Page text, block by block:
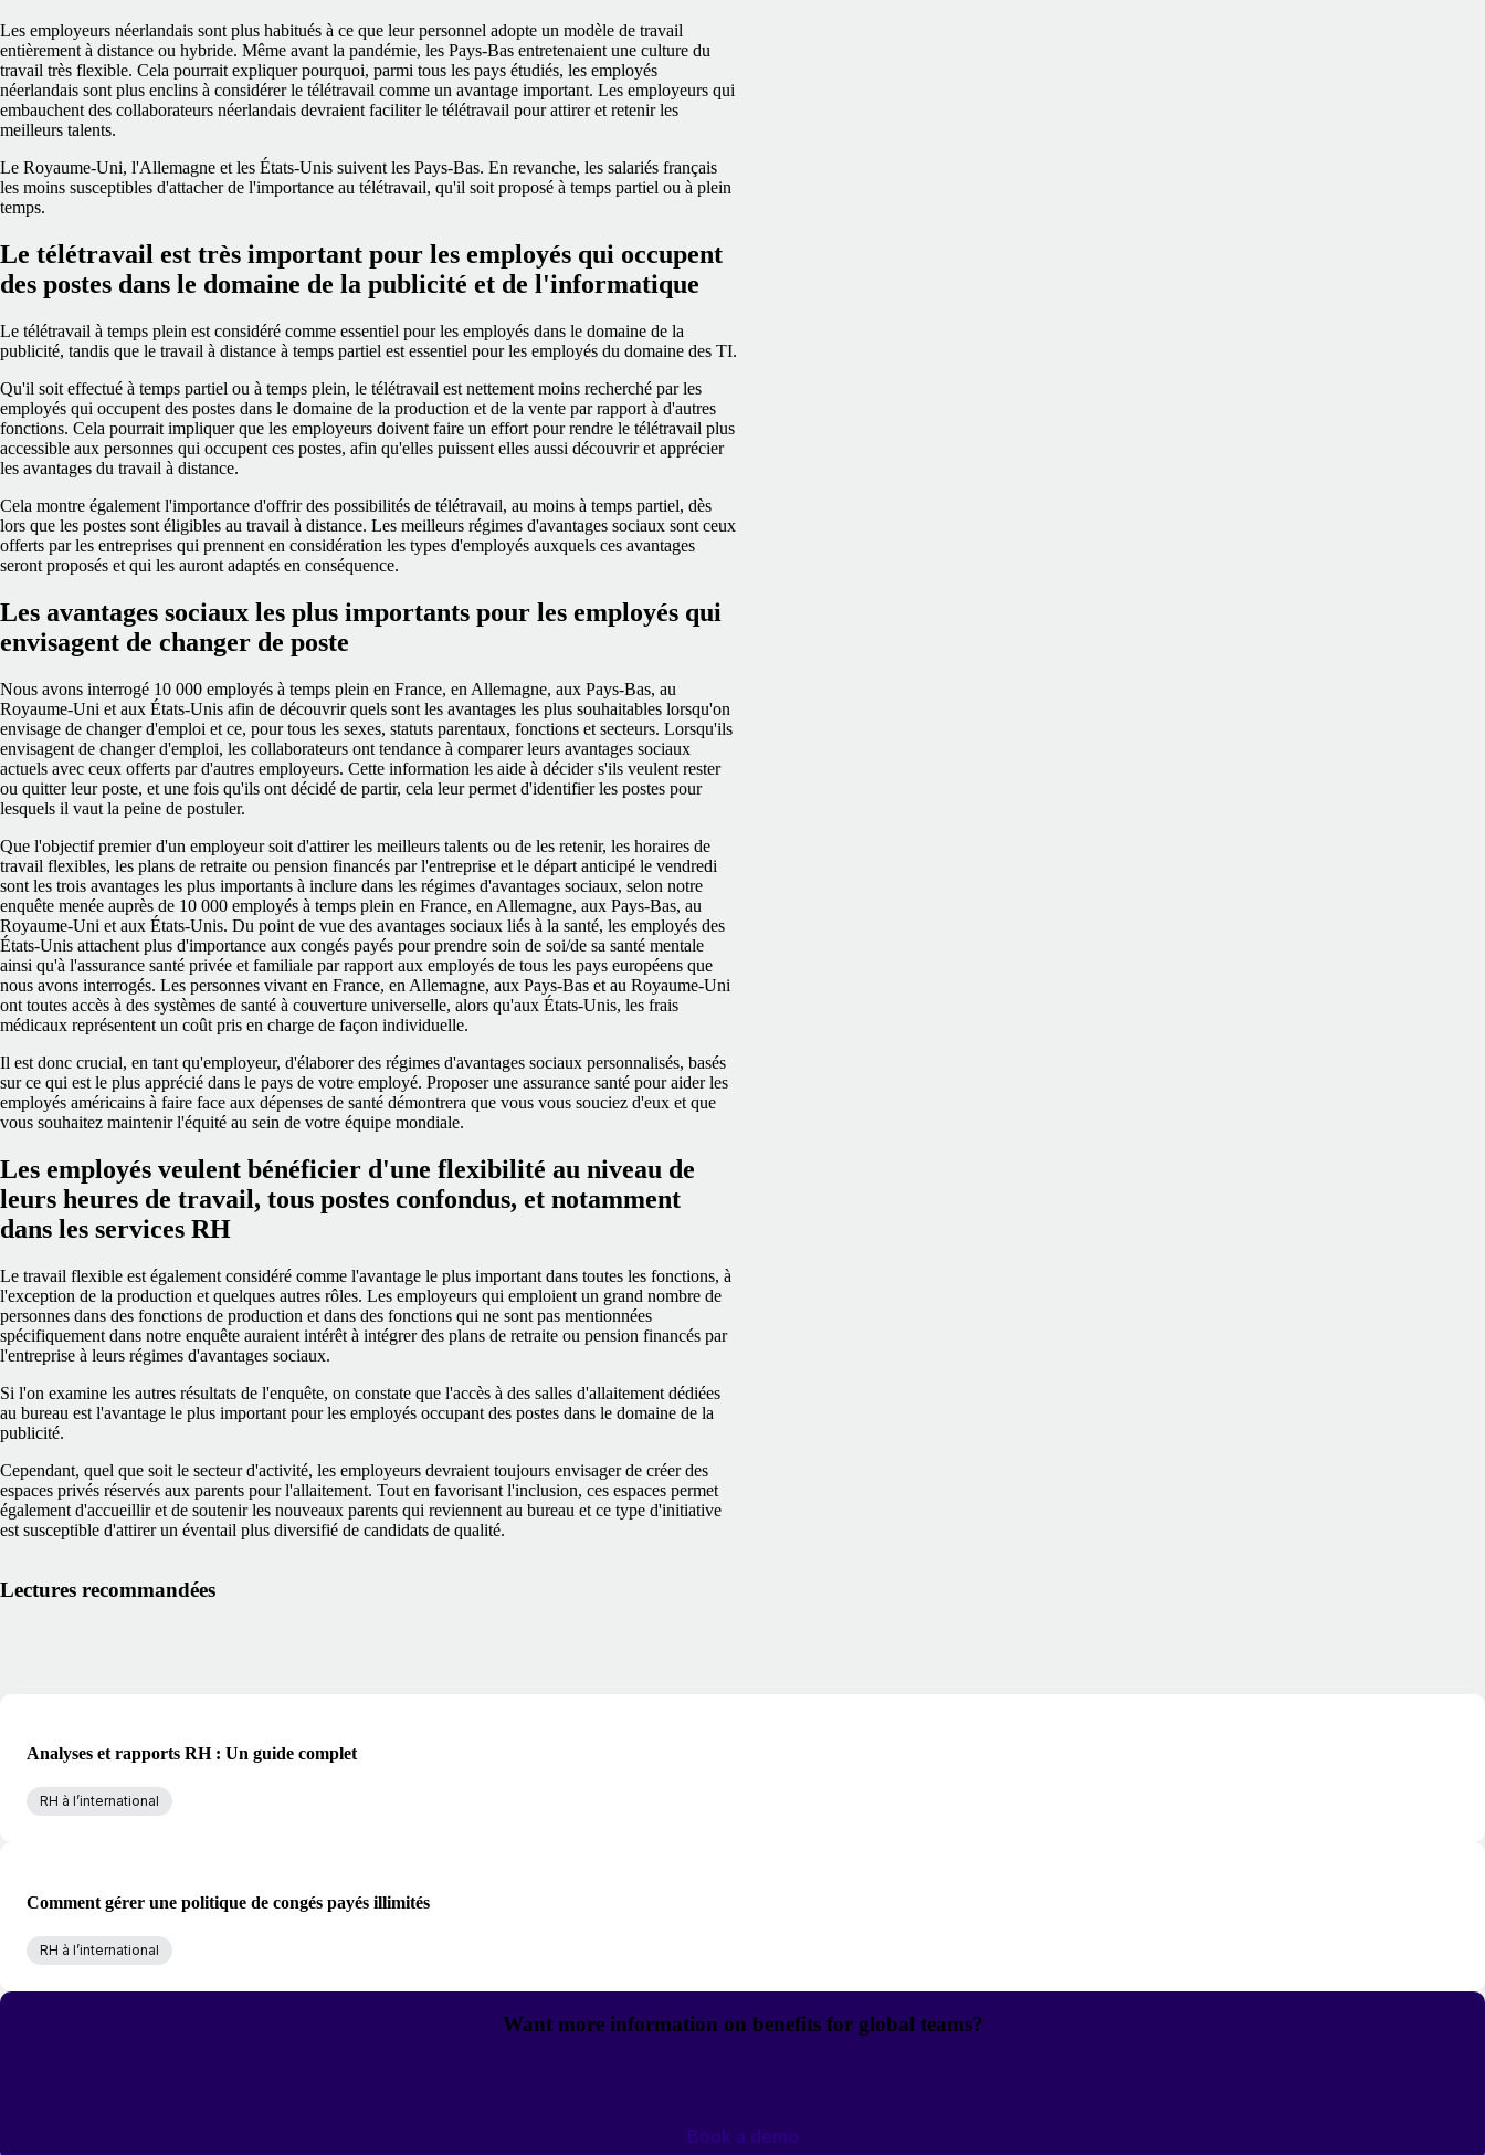
Les employeurs néerlandais sont plus habitués à ce que leur personnel adopte un modèle de travail
entièrement à distance ou hybride. Même avant la pandémie, les Pays-Bas entretenaient une culture du
travail très flexible. Cela pourrait expliquer pourquoi, parmi tous les pays étudiés, les employés
néerlandais sont plus enclins à considérer le télétravail comme un avantage important. Les employeurs qui
embauchent des collaborateurs néerlandais devraient faciliter le télétravail pour attirer et retenir les
meilleurs talents.
Le Royaume-Uni, l'Allemagne et les États-Unis suivent les Pays-Bas. En revanche, les salariés français
les moins susceptibles d'attacher de l'importance au télétravail, qu'il soit proposé à temps partiel ou à plein
temps.
Le télétravail est très important pour les employés qui occupent
des postes dans le domaine de la publicité et de l'informatique
Le télétravail à temps plein est considéré comme essentiel pour les employés dans le domaine de la
publicité, tandis que le travail à distance à temps partiel est essentiel pour les employés du domaine des TI.
Qu'il soit effectué à temps partiel ou à temps plein, le télétravail est nettement moins recherché par les
employés qui occupent des postes dans le domaine de la production et de la vente par rapport à d'autres
fonctions. Cela pourrait impliquer que les employeurs doivent faire un effort pour rendre le télétravail plus
accessible aux personnes qui occupent ces postes, afin qu'elles puissent elles aussi découvrir et apprécier
les avantages du travail à distance.
Cela montre également l'importance d'offrir des possibilités de télétravail, au moins à temps partiel, dès
lors que les postes sont éligibles au travail à distance. Les meilleurs régimes d'avantages sociaux sont ceux
offerts par les entreprises qui prennent en considération les types d'employés auxquels ces avantages
seront proposés et qui les auront adaptés en conséquence.
Les avantages sociaux les plus importants pour les employés qui
envisagent de changer de poste
Nous avons interrogé 10 000 employés à temps plein en France, en Allemagne, aux Pays-Bas, au
Royaume-Uni et aux États-Unis afin de découvrir quels sont les avantages les plus souhaitables lorsqu'on
envisage de changer d'emploi et ce, pour tous les sexes, statuts parentaux, fonctions et secteurs. Lorsqu'ils
envisagent de changer d'emploi, les collaborateurs ont tendance à comparer leurs avantages sociaux
actuels avec ceux offerts par d'autres employeurs. Cette information les aide à décider s'ils veulent rester
ou quitter leur poste, et une fois qu'ils ont décidé de partir, cela leur permet d'identifier les postes pour
lesquels il vaut la peine de postuler.
Que l'objectif premier d'un employeur soit d'attirer les meilleurs talents ou de les retenir, les horaires de
travail flexibles, les plans de retraite ou pension financés par l'entreprise et le départ anticipé le vendredi
sont les trois avantages les plus importants à inclure dans les régimes d'avantages sociaux, selon notre
enquête menée auprès de 10 000 employés à temps plein en France, en Allemagne, aux Pays-Bas, au
Royaume-Uni et aux États-Unis. Du point de vue des avantages sociaux liés à la santé, les employés des
États-Unis attachent plus d'importance aux congés payés pour prendre soin de soi/de sa santé mentale
ainsi qu'à l'assurance santé privée et familiale par rapport aux employés de tous les pays européens que
nous avons interrogés. Les personnes vivant en France, en Allemagne, aux Pays-Bas et au Royaume-Uni
ont toutes accès à des systèmes de santé à couverture universelle, alors qu'aux États-Unis, les frais
médicaux représentent un coût pris en charge de façon individuelle.
Il est donc crucial, en tant qu'employeur, d'élaborer des régimes d'avantages sociaux personnalisés, basés
sur ce qui est le plus apprécié dans le pays de votre employé. Proposer une assurance santé pour aider les
employés américains à faire face aux dépenses de santé démontrera que vous vous souciez d'eux et que
vous souhaitez maintenir l'équité au sein de votre équipe mondiale.
Les employés veulent bénéficier d'une flexibilité au niveau de
leurs heures de travail, tous postes confondus, et notamment
dans les services RH
Le travail flexible est également considéré comme l'avantage le plus important dans toutes les fonctions, à
l'exception de la production et quelques autres rôles. Les employeurs qui emploient un grand nombre de
personnes dans des fonctions de production et dans des fonctions qui ne sont pas mentionnées
spécifiquement dans notre enquête auraient intérêt à intégrer des plans de retraite ou pension financés par
l'entreprise à leurs régimes d'avantages sociaux.
Si l'on examine les autres résultats de l'enquête, on constate que l'accès à des salles d'allaitement dédiées
au bureau est l'avantage le plus important pour les employés occupant des postes dans le domaine de la
publicité.
Cependant, quel que soit le secteur d'activité, les employeurs devraient toujours envisager de créer des
espaces privés réservés aux parents pour l'allaitement. Tout en favorisant l'inclusion, ces espaces permet
également d'accueillir et de soutenir les nouveaux parents qui reviennent au bureau et ce type d'initiative
est susceptible d'attirer un éventail plus diversifié de candidats de qualité.
Lectures recommandées
Analyses et rapports RH : Un guide complet
RH à l’international
Comment gérer une politique de congés payés illimités
RH à l’international
Want more information on benefits for global teams?
Book a demo